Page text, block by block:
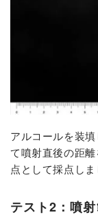
アルコールを装
て噴射直後の距
点として採点しま
テスト2：噴射